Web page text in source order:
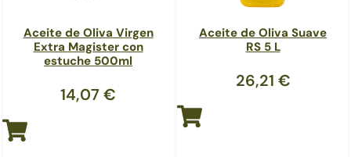
Aceite de Oliva Virgen
Extra Magister con
estuche 500ml
14,07 €
Aceite de Oliva Suave
RS 5 L
26,21 €